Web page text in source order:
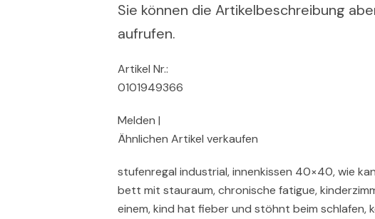
Sie können die Artikelbeschreibung
aufrufen.
Artikel Nr.:
0101949366
Melden |
Ähnlichen Artikel verkaufen
stufenregal industrial, innenkissen 40×40, wie
bett mit stauraum, chronische fatigue,
einem, kind hat fieber und stöhnt beim schlafen,